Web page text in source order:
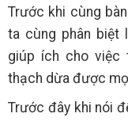
Trước khi cùng
ta cùng phân biệt
giúp ích cho việc
thạch dừa được
Trước đây khi nói